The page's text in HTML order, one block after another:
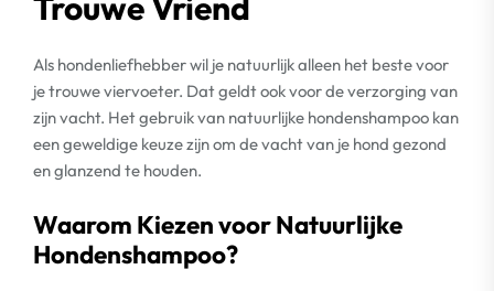
Als hondenliefhebber wil je natuurlijk alleen het beste voor
je trouwe viervoeter. Dat geldt ook voor de verzorging van
zijn vacht. Het gebruik van natuurlijke hondenshampoo kan
een geweldige keuze zijn om de vacht van je hond gezond
en glanzend te houden.
Waarom Kiezen voor Natuurlijke
Hondenshampoo?